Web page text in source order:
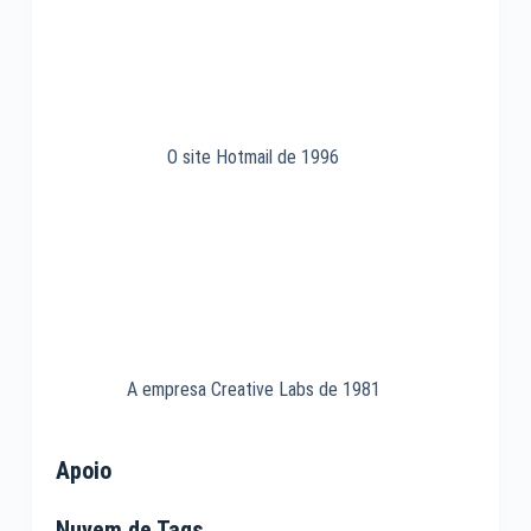
O site Hotmail de 1996
A empresa Creative Labs de 1981
Apoio